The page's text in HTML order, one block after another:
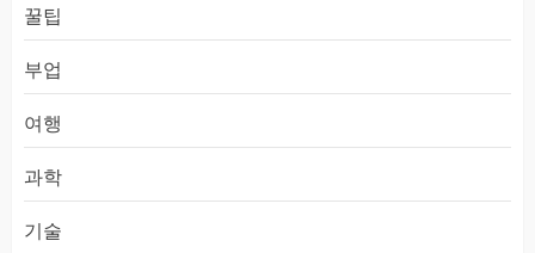
꿀팁
부업
여행
과학
기술